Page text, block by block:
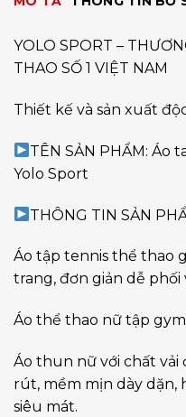
YOLO SPORT –
THAO SỐ 1 VIỆT NAM
Thiết kế và sản xuất
TÊN SẢN PHẨM: Áo
Yolo Sport
THÔNG TIN SẢN
Áo tập tennis thể thao
trang, đơn giản dễ
Áo thể thao nữ tập
Áo thun nữ với chất vải
rút, mềm mịn dày dặn,
siêu mát.